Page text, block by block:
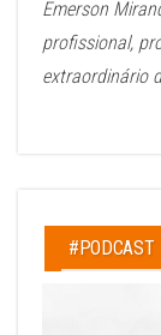
Emerson
profissional,
extraordinário
#PODCAST